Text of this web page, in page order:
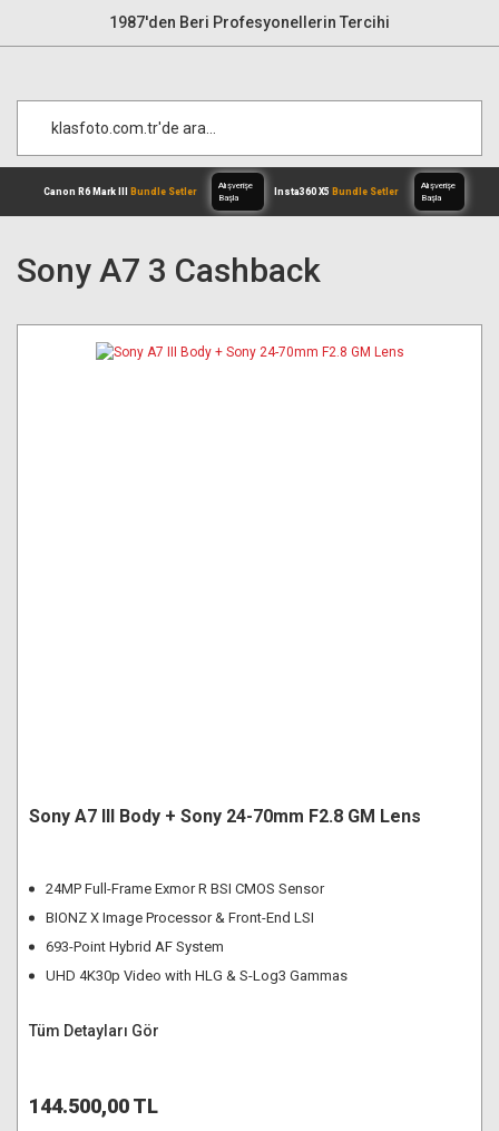
1987'den Beri Profesyonellerin Tercihi
Başla
Sony A7 3 Cashback
Sony A7 III Body + Sony 24-70mm F2.8 GM Lens
24MP Full-Frame Exmor R BSI CMOS Sensor
BIONZ X Image Processor & Front-End LSI
693-Point Hybrid AF System
UHD 4K30p Video with HLG & S-Log3 Gammas
Tüm Detayları Gör
144.500,00 TL